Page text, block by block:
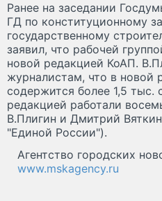
Ранее на заседании
ГД по конституционному
государственному
заявил, что рабочей
новой редакцией КоАП.
журналистам, что в новой
содержится более 1,5 тыс.
редакцией работали
В.Плигин и Дмитрий
"Единой России").
Агентство городских
www.mskagency.ru